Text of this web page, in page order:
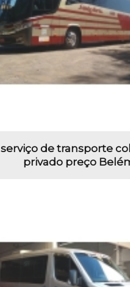
serviço de transporte
privado preço